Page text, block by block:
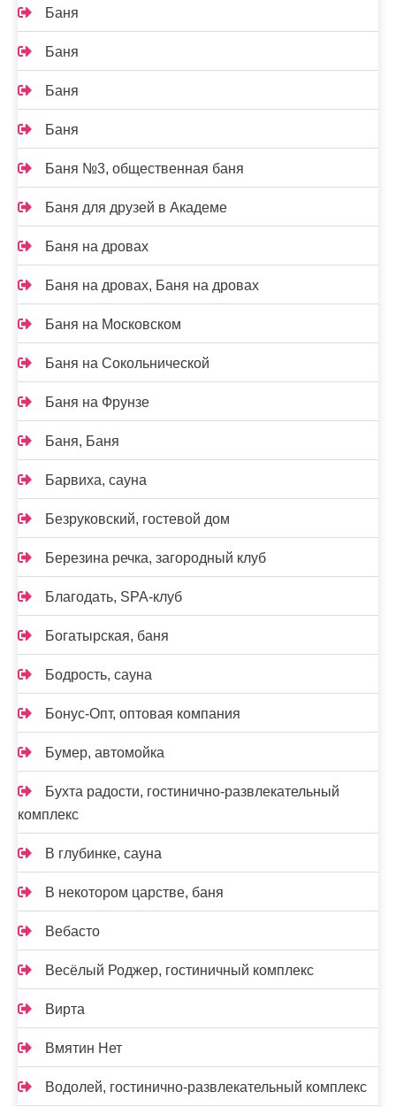
Баня
Баня
Баня
Баня
Баня №3, общественная баня
Баня для друзей в Академе
Баня на дровах
Баня на дровах, Баня на дровах
Баня на Московском
Баня на Сокольнической
Баня на Фрунзе
Баня, Баня
Барвиха, сауна
Безруковский, гостевой дом
Березина речка, загородный клуб
Благодать, SPA-клуб
Богатырская, баня
Бодрость, сауна
Бонус-Опт, оптовая компания
Бумер, автомойка
Бухта радости, гостинично-развлекательный
комплекс
В глубинке, сауна
В некотором царстве, баня
Вебасто
Весёлый Роджер, гостиничный комплекс
Вирта
Вмятин Нет
Водолей, гостинично-развлекательный комплекс